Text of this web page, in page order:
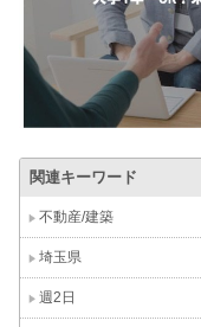
関連キーワード
不動産/建築
埼玉県
週2日